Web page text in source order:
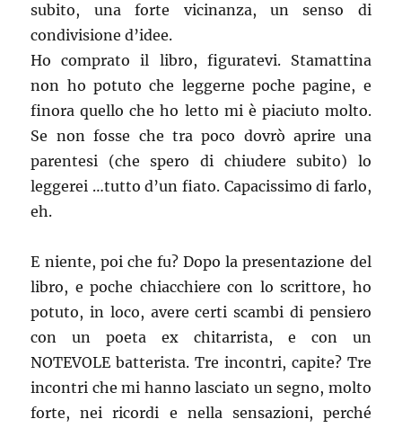
subito, una forte vicinanza, un senso di
condivisione d’idee.
Ho comprato il libro, figuratevi. Stamattina
non ho potuto che leggerne poche pagine, e
finora quello che ho letto mi è piaciuto molto.
Se non fosse che tra poco dovrò aprire una
parentesi (che spero di chiudere subito) lo
leggerei …tutto d’un fiato. Capacissimo di farlo,
eh.
E niente, poi che fu? Dopo la presentazione del
libro, e poche chiacchiere con lo scrittore, ho
potuto, in loco, avere certi scambi di pensiero
con un poeta ex chitarrista, e con un
NOTEVOLE batterista. Tre incontri, capite? Tre
incontri che mi hanno lasciato un segno, molto
forte, nei ricordi e nella sensazioni, perché